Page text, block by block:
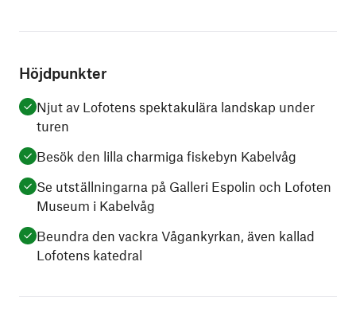
Höjdpunkter
Njut av Lofotens spektakulära landskap under
turen
Besök den lilla charmiga fiskebyn Kabelvåg
Se utställningarna på Galleri Espolin och Lofoten
Museum i Kabelvåg
Beundra den vackra Vågankyrkan, även kallad
Lofotens katedral